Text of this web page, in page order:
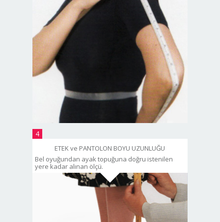
4
ETEK ve PANTOLON BOYU UZUNLUĞU
Bel oyuğundan ayak topuğuna doğru istenilen
yere kadar alınan ölçü.